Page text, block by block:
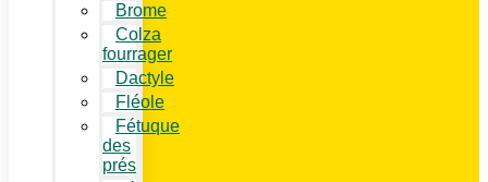
Brome
Colza
fourrager
Dactyle
Fléole
Fétuque
des
prés